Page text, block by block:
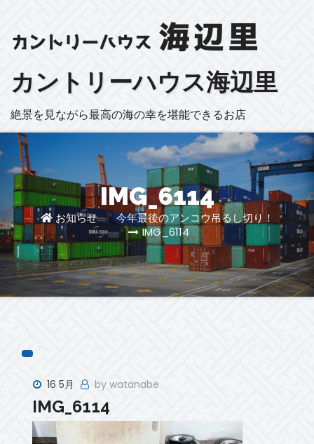
カントリーハウス海辺里
絶景を見ながら最高の海の幸を堪能できるお店
IMG_6114
お知らせ/今年最後のアンコウ吊るし切り！
IMG_6114
16 5月 by watanabe
IMG_6114